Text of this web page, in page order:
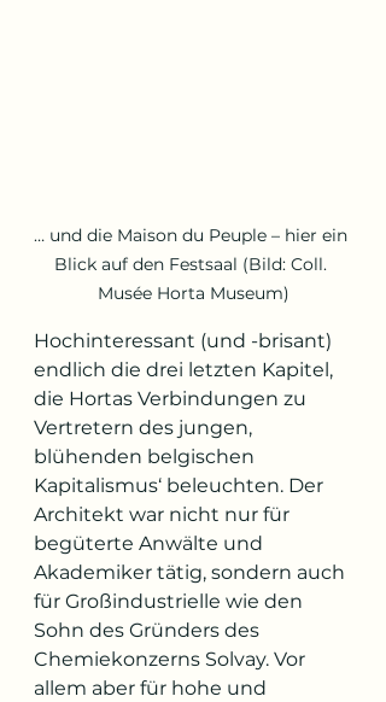
… und die Maison du Peuple – hier ein
Blick auf den Festsaal (Bild: Coll.
Musée Horta Museum)
Hochinteressant (und -brisant)
endlich die drei letzten Kapitel,
die Hortas Verbindungen zu
Vertretern des jungen,
blühenden belgischen
Kapitalismus‘ beleuchten. Der
Architekt war nicht nur für
begüterte Anwälte und
Akademiker tätig, sondern auch
für Großindustrielle wie den
Sohn des Gründers des
Chemiekonzerns Solvay. Vor
allem aber für hohe und